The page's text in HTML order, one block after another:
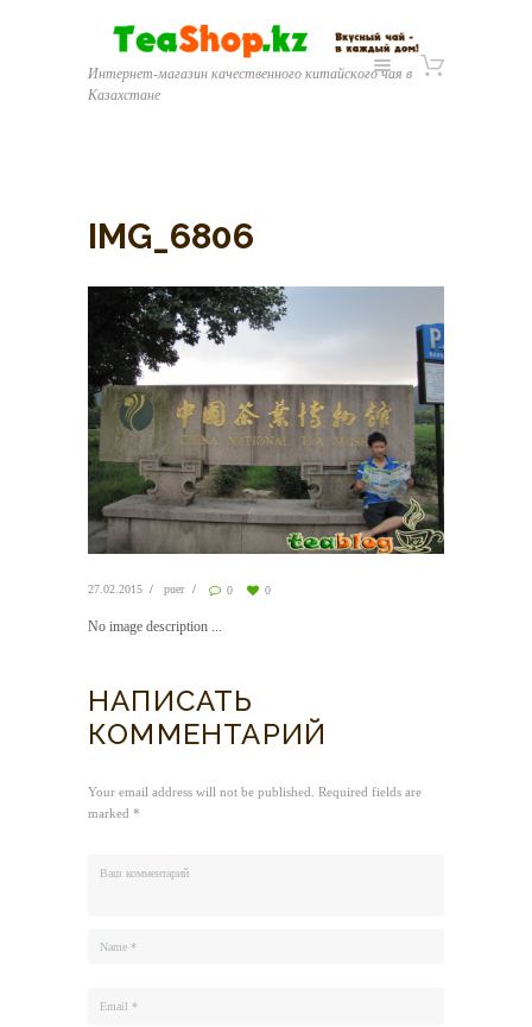
Интернет-магазин качественного китайского чая в
Казахстане
IMG_6806
27.02.2015 puer 0 0
No image description ...
НАПИСАТЬ
КОММЕНТАРИЙ
Your email address will not be published. Required fields are
marked *